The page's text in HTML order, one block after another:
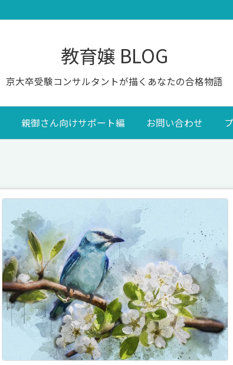
教育嬢 BLOG
京大卒受験コンサルタントが描くあなたの合格物語
親御さん向けサポート編 お問い合わせ